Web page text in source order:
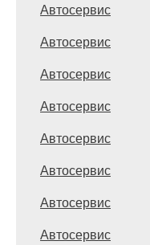
Автосервис
Автосервис
Автосервис
Автосервис
Автосервис
Автосервис
Автосервис
Автосервис